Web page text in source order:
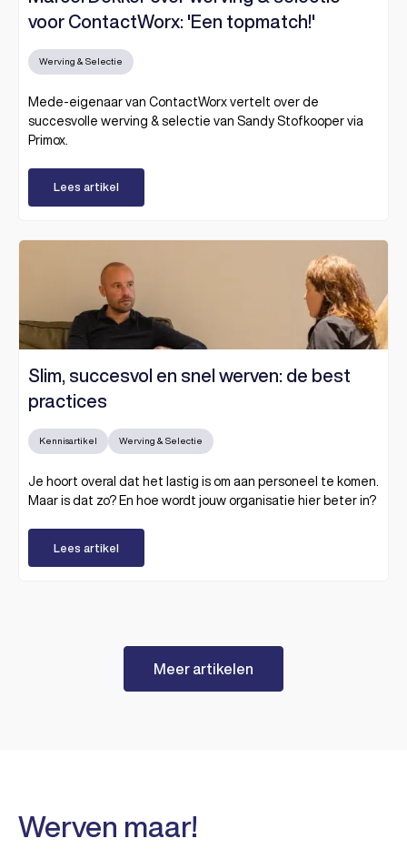
voor ContactWorx: 'Een topmatch!'
Werving & Selectie
Mede-eigenaar van ContactWorx vertelt over de
succesvolle werving & selectie van Sandy Stofkooper via
Primox.
Lees artikel
Slim, succesvol en snel werven: de best
practices
Kennisartikel Werving & Selectie
Je hoort overal dat het lastig is om aan personeel te komen.
Maar is dat zo? En hoe wordt jouw organisatie hier beter in?
Lees artikel
Meer artikelen
Werven maar!